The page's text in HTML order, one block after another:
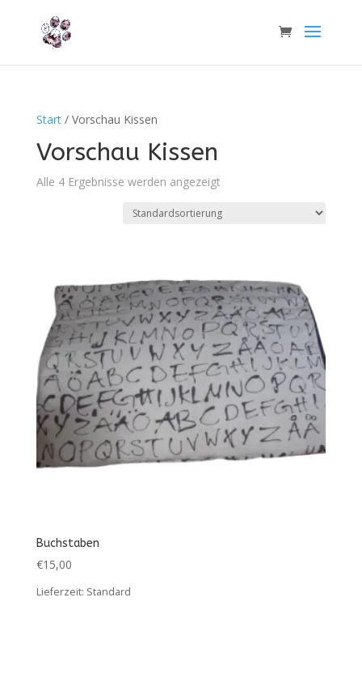
Start/ Vorschau Kissen
Vorschau Kissen
Alle 4 Ergebnisse werden angezeigt
Buchstaben
€15,00
Lieferzeit: Standard